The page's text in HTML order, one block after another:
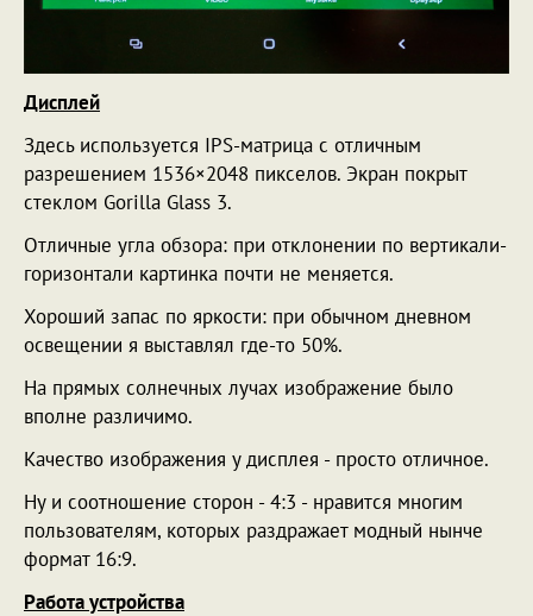
Дисплей
Здесь используется IPS-матрица с отличным
разрешением 1536×2048 пикселов. Экран покрыт
стеклом Gorilla Glass 3.
Отличные угла обзора: при отклонении по вертикали-
горизонтали картинка почти не меняется.
Хороший запас по яркости: при обычном дневном
освещении я выставлял где-то 50%.
На прямых солнечных лучах изображение было
вполне различимо.
Качество изображения у дисплея - просто отличное.
Ну и соотношение сторон - 4:3 - нравится многим
пользователям, которых раздражает модный нынче
формат 16:9.
Работа устройства